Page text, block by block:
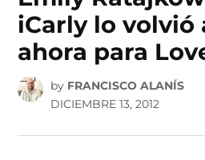
iCarly lo volvió
ahora para
by FRANCISCO ALANÍS
DICIEMBRE 13, 2012